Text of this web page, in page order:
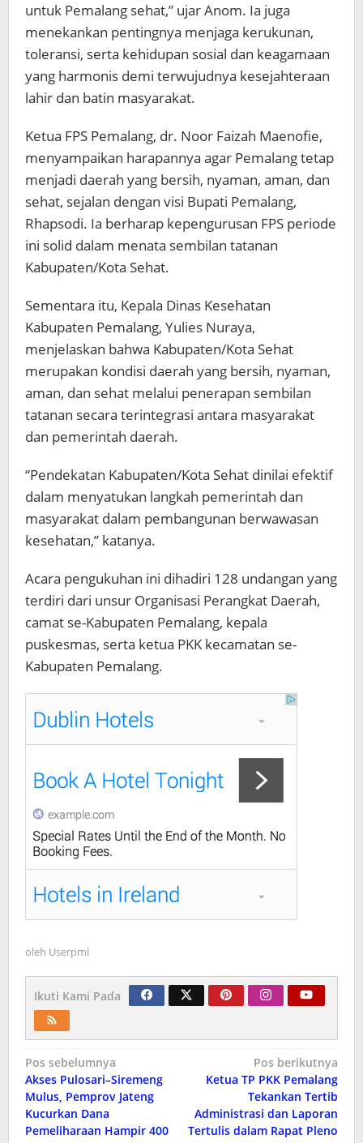
untuk Pemalang sehat,” ujar Anom. Ia juga
menekankan pentingnya menjaga kerukunan,
toleransi, serta kehidupan sosial dan keagamaan
yang harmonis demi terwujudnya kesejahteraan
lahir dan batin masyarakat.
Ketua FPS Pemalang, dr. Noor Faizah Maenofie,
menyampaikan harapannya agar Pemalang tetap
menjadi daerah yang bersih, nyaman, aman, dan
sehat, sejalan dengan visi Bupati Pemalang,
Rhapsodi. Ia berharap kepengurusan FPS periode
ini solid dalam menata sembilan tatanan
Kabupaten/Kota Sehat.
Sementara itu, Kepala Dinas Kesehatan
Kabupaten Pemalang, Yulies Nuraya,
menjelaskan bahwa Kabupaten/Kota Sehat
merupakan kondisi daerah yang bersih, nyaman,
aman, dan sehat melalui penerapan sembilan
tatanan secara terintegrasi antara masyarakat
dan pemerintah daerah.
“Pendekatan Kabupaten/Kota Sehat dinilai efektif
dalam menyatukan langkah pemerintah dan
masyarakat dalam pembangunan berwawasan
kesehatan,” katanya.
Acara pengukuhan ini dihadiri 128 undangan yang
terdiri dari unsur Organisasi Perangkat Daerah,
camat se-Kabupaten Pemalang, kepala
puskesmas, serta ketua PKK kecamatan se-
Kabupaten Pemalang.
oleh Userpml
Ikuti Kami Pada
Navigasi
pos
Pos sebelumnya
Akses Pulosari–Siremeng
Mulus, Pemprov Jateng
Kucurkan Dana
Pemeliharaan Hampir 400
Pos berikutnya
Ketua TP PKK Pemalang
Tekankan Tertib
Administrasi dan Laporan
Tertulis dalam Rapat Pleno